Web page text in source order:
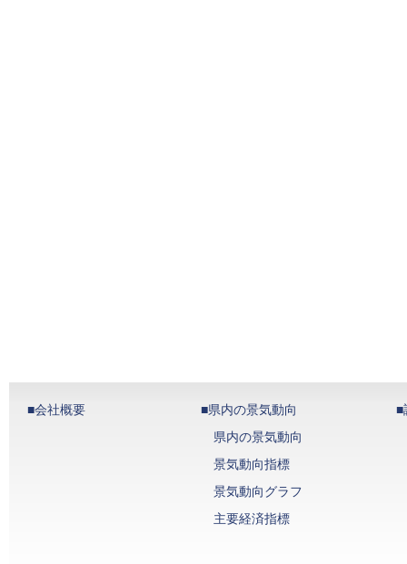
■会社概要
■県内の景気動向
県内の景気動向
景気動向指標
景気動向グラフ
主要経済指標
■